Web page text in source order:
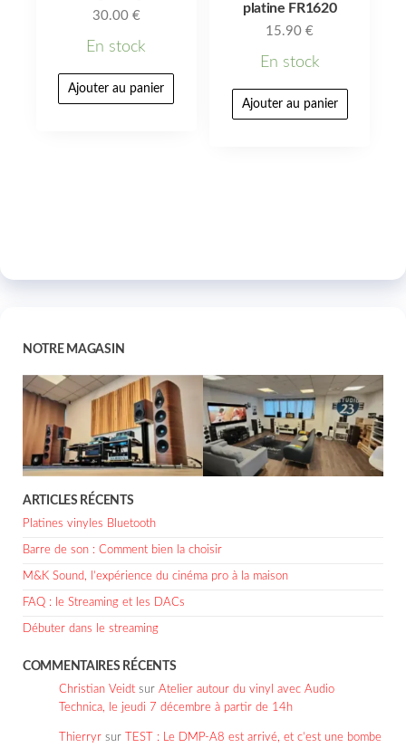
30.00 €
En stock
Ajouter au panier
platine FR1620
15.90€
En stock
Ajouter au panier
NOTRE MAGASIN
ARTICLES RÉCENTS
Platines vinyles Bluetooth
Barre de son : Comment bien la choisir
M&K Sound, l’expérience du cinéma pro à la maison
FAQ : le Streaming et les DACs
Débuter dans le streaming
COMMENTAIRES RÉCENTS
Christian Veidt sur Atelier autour du vinyl avec Audio
Technica, le jeudi 7 décembre à partir de 14h
Thierryr sur
TEST : Le DMP-A8 est arrivé, et c’est une bombe